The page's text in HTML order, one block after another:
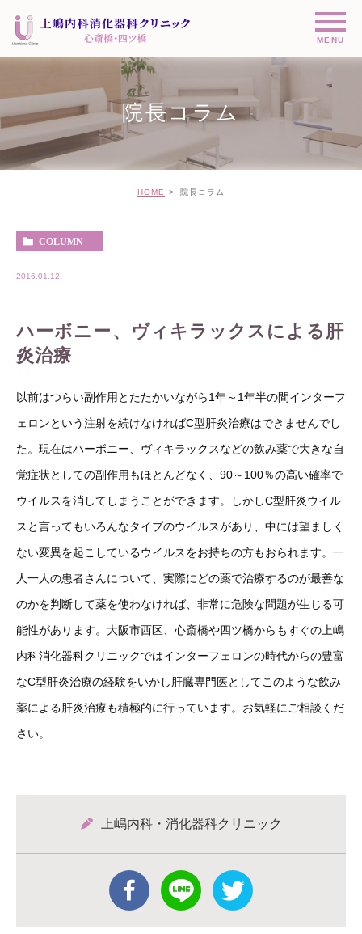
院長コラム
HOME 院長コラム
COLUMN
2016.01.12
ハーボニー、ヴィキラックスによる肝
炎治療
以前はつらい副作用とたたかいながら1年～1年半の間インターフ
ェロンという注射を続けなければC型肝炎治療はできませんでし
た。現在はハーボニー、ヴィキラックスなどの飲み薬で大きな自
覚症状としての副作用もほとんどなく、90～100％の高い確率で
ウイルスを消してしまうことができます。しかしC型肝炎ウイル
スと言ってもいろんなタイプのウイルスがあり、中には望ましく
ない変異を起こしているウイルスをお持ちの方もおられます。一
人一人の患者さんについて、実際にどの薬で治療するのが最善な
のかを判断して薬を使わなければ、非常に危険な問題が生じる可
能性があります。大阪市西区、心斎橋や四ツ橋からもすぐの上嶋
内科消化器科クリニックではインターフェロンの時代からの豊富
なC型肝炎治療の経験をいかし肝臓専門医としてこのような飲み
薬による肝炎治療も積極的に行っています。お気軽にご相談くだ
さい。
上嶋内科・消化器科クリニック